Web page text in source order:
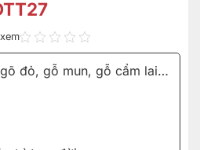
đỏ, gỗ mun, gỗ cẩm lai…